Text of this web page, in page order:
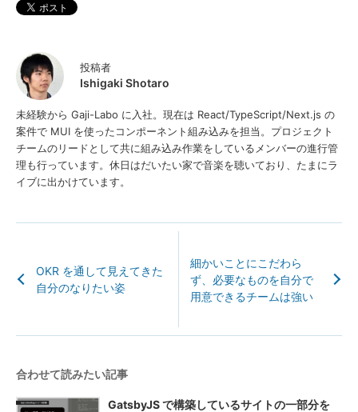
投稿者
Ishigaki Shotaro
未経験から Gaji-Labo に入社。現在は React/TypeScript/Next.js の
案件で MUI を使ったコンポーネント組み込みを担当。プロジェクト
チームのリードとして共に組み込み作業をしているメンバーの進行管
理も行っています。休日はだいたい家で音楽を聴いており、たまにラ
イブに出かけています。
OKR を通して見えてきた
自分のなりたい姿
細かいことにこだわら
ず、必要なものを自分で
用意できるチームは強い
合わせて読みたい記事
GatsbyJS で構築しているサイトの一部分を